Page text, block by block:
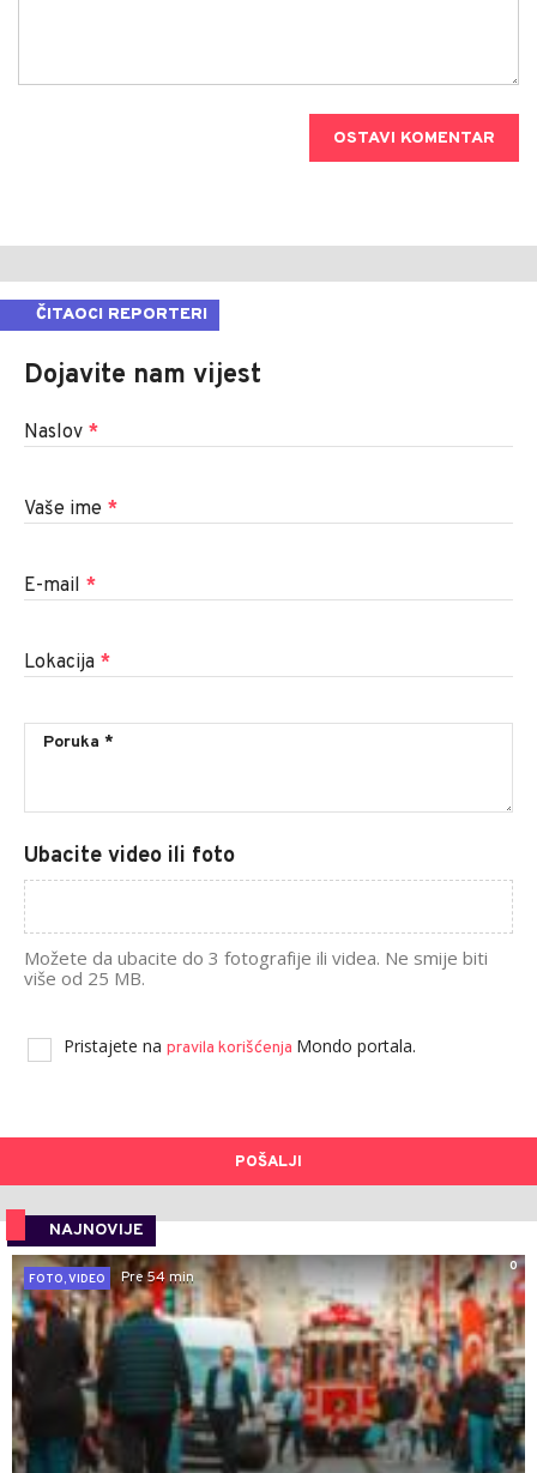
OSTAVI KOMENTAR
ČITAOCI REPORTERI
Dojavite nam vijest
Naslov *
Vaše ime *
E-mail *
Lokacija *
Ubacite video ili foto
Možete da ubacite do 3 fotografije ili videa. Ne smije biti
više od 25 MB.
Pristajete na pravila korišćenja Mondo portala.
POŠALJI
NAJNOVIJE
0
FOTO, VIDEO
Pre 54 min